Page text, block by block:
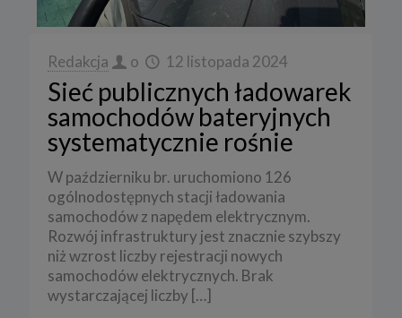
Redakcja o 12 listopada 2024
Sieć publicznych ładowarek
samochodów bateryjnych
systematycznie rośnie
W październiku br. uruchomiono 126
ogólnodostępnych stacji ładowania
samochodów z napędem elektrycznym.
Rozwój infrastruktury jest znacznie szybszy
niż wzrost liczby rejestracji nowych
samochodów elektrycznych. Brak
wystarczającej liczby […]